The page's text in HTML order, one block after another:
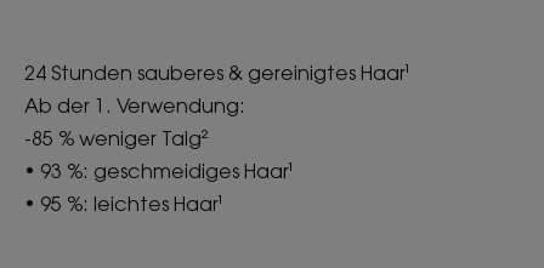
24 Stunden sauberes & gereinigtes Haar¹
Ab der 1. Verwendung:
-85 % weniger Talg²
• 93 %: geschmeidiges Haar¹
• 95 %: leichtes Haar¹